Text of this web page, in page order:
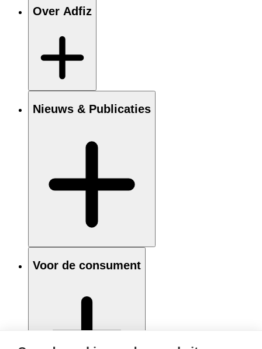
Over Adfiz
Nieuws & Publicaties
Voor de consument